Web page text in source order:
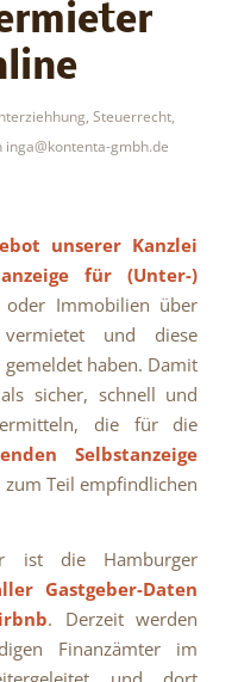
,Steuerrecht,
inga@kontenta-gmbh.de
unserer Kanzlei
für (Unter-)
Immobilien über
und diese
haben. Damit
sicher, schnell und
die für die
Selbstanzeige
Teil empfindlichen
ist die Hamburger
Gastgeber-Daten
. Derzeit werden
Finanzämter im